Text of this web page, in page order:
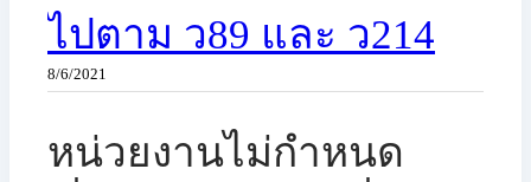
ไปตาม ว89 และ ว214
8/6/2021
​หน่วยงานไม่กำหนด